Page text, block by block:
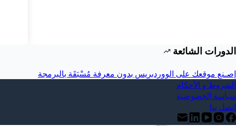
الدورات الشائعة
إصـنع موقعك على الووردبرِيس بدون معرفة مُسْبَقَة بالبرمجة
الشروط و الأحكام
سياسة الخصوصية
إتصل بنا